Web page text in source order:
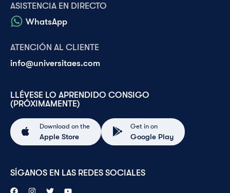
ASISTENCIA EN DIRECTO
WhatsApp
ATENCIÓN AL CLIENTE
info@universitaes.com
LLÉVESE LO APRENDIDO CONSIGO
(PRÓXIMAMENTE)
Download on the
Apple Store
Get in on
Google Play
SÍGANOS EN LAS REDES SOCIALES